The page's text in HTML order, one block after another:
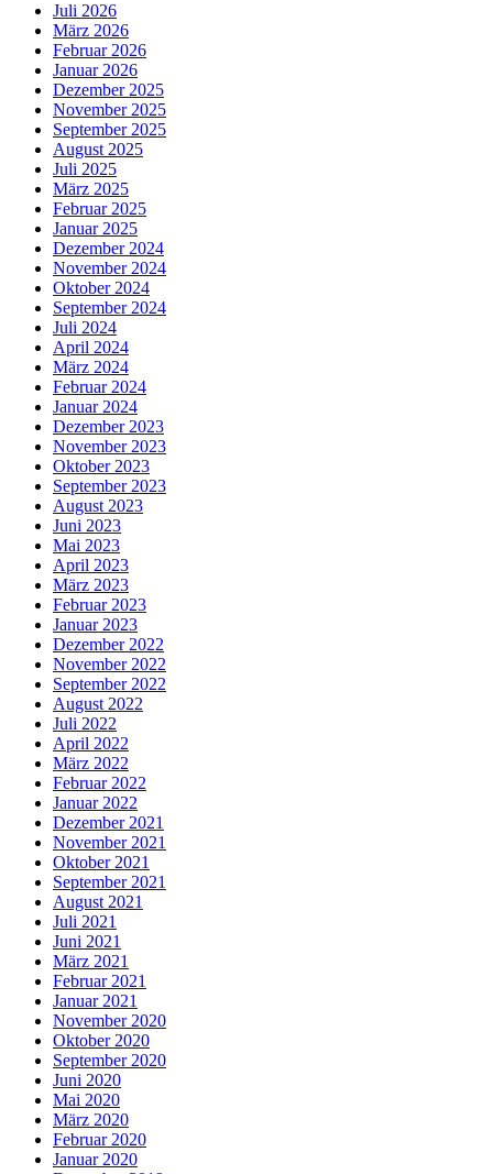
Juli 2026
März 2026
Februar 2026
Januar 2026
Dezember 2025
November 2025
September 2025
August 2025
Juli 2025
März 2025
Februar 2025
Januar 2025
Dezember 2024
November 2024
Oktober 2024
September 2024
Juli 2024
April 2024
März 2024
Februar 2024
Januar 2024
Dezember 2023
November 2023
Oktober 2023
September 2023
August 2023
Juni 2023
Mai 2023
April 2023
März 2023
Februar 2023
Januar 2023
Dezember 2022
November 2022
September 2022
August 2022
Juli 2022
April 2022
März 2022
Februar 2022
Januar 2022
Dezember 2021
November 2021
Oktober 2021
September 2021
August 2021
Juli 2021
Juni 2021
März 2021
Februar 2021
Januar 2021
November 2020
Oktober 2020
September 2020
Juni 2020
Mai 2020
März 2020
Februar 2020
Januar 2020